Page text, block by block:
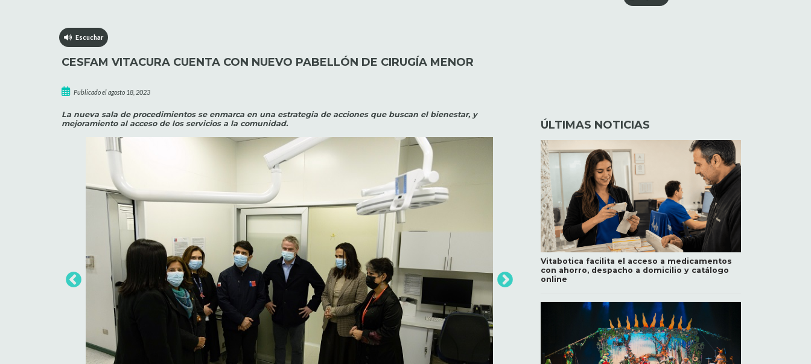
Escuchar
CESFAM VITACURA CUENTA CON NUEVO PABELLÓN DE CIRUGÍA MENOR
Publicado el agosto 18, 2023
La nueva sala de procedimientos se enmarca en una estrategia de acciones que buscan el bienestar, y
mejoramiento al acceso de los servicios a la comunidad.
ÚLTIMAS NOTICIAS
Vitabotica facilita el acceso a medicamentos
con ahorro, despacho a domicilio y catálogo
online